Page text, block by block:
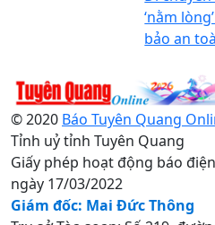
‘nằm
bảo an
© 2020 Báo Tuyên Quang
Tỉnh uỷ tỉnh Tuyên Quang
Giấy phép hoạt động báo
ngày 17/03/2022
Giám đốc: Mai Đức Thông